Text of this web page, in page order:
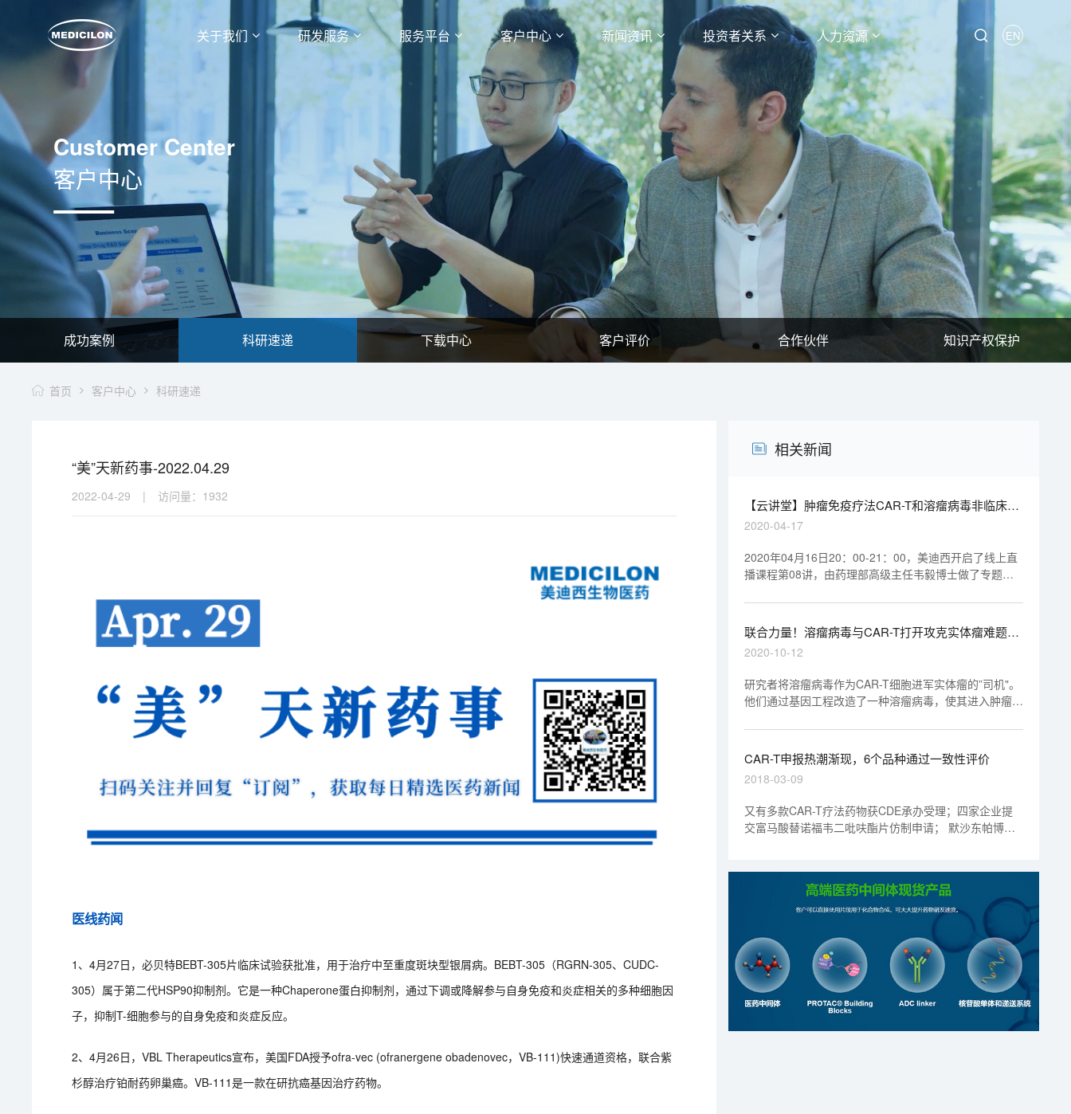
关于我们 研发服务 服务平台 客户中心 新闻资讯 投资者关系 人力资源 EN
Customer Center
客户中心
成功案例 科研速递 下载中心 客户评价 合作伙伴 知识产权保护
首页 客户中心 科研速递
“美”天新药事-2022.04.29
2022-04-29 | 访问量： 1932
医线药闻
1、4月27日，必贝特BEBT-305片临床试验获批准，用于治疗中至重度斑块型银屑病。BEBT-305（RGRN-305、CUDC-
305）属于第二代HSP90抑制剂。它是一种Chaperone蛋白抑制剂，通过下调或降解参与自身免疫和炎症相关的多种细胞因
子，抑制T-细胞参与的自身免疫和炎症反应。
2、4月26日，VBL Therapeutics宣布，美国FDA授予ofra-vec (ofranergene obadenovec，VB-111)快速通道资格，联合紫
杉醇治疗铂耐药卵巢癌。VB-111是一款在研抗癌基因治疗药物。
相关新闻
【云讲堂】肿瘤免疫疗法CAR-T和溶瘤病毒非临床研
究考虑要点
2020-04-17
2020年04月16日20：00-21：00，美迪西开启了线上直
播课程第08讲，由药理部高级主任韦毅博士做了专题报
究》，欢迎观看回放视频。
联合力量！溶瘤病毒与CAR-T打开攻克实体瘤难题的
新思路
2020-10-12
研究者将溶瘤病毒作为CAR-T细胞进军实体瘤的”司机"。
他们通过基因工程改造了一种溶瘤病毒，使其进入肿瘤细
的实验显示，这种溶瘤病毒（被称为OV19t）能在三阴性
乳腺癌细胞系以及胰腺癌、前列腺癌、卵巢癌和头颈癌、
脑肿瘤细胞中起效。
CAR-T申报热潮渐现，6个品种通过一致性评价
2018-03-09
又有多款CAR-T疗法药物获CDE承办受理；四家企业提
交富马酸替诺福韦二吡呋酯片仿制申请； 默沙东帕博利